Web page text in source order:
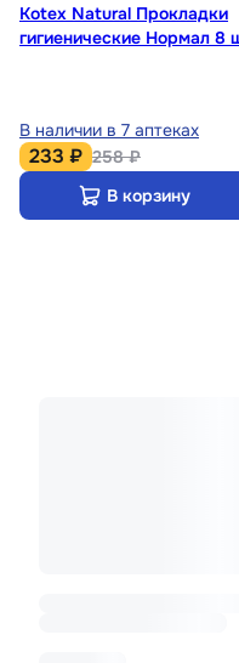
Kotex Natural Прокладки
гигиенические Нормал 8
В наличии в 7 аптеках
233 ₽ 258 ₽
В корзину